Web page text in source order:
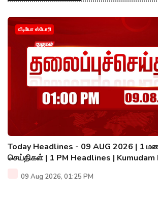
வீடியோ ஸ்டோரி
Today Headlines - 09 AUG 2026 | 1
செய்திகள் | 1 PM Headlines | Kumudam
09 Aug 2026, 01:25 PM